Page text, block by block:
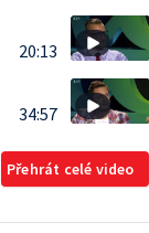
20:13
34:57
Přehrát celé video